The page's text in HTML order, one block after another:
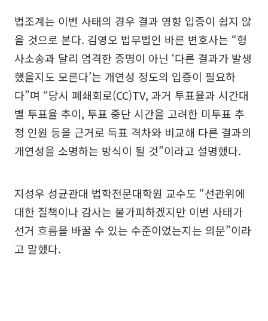
법조계는 이번 사태의 경우 결과 영향 입증이 쉽지 않
을 것으로 본다. 김영오 법무법인 바른 변호사는 “형
사소송과 달리 엄격한 증명이 아닌 ‘다른 결과가 발생
했을지도 모른다’는 개연성 정도의 입증이 필요하
다”며 “당시 폐쇄회로(CC)TV, 과거 투표율과 시간대
별 투표율 추이, 투표 중단 시간을 고려한 미투표 추
정 인원 등을 근거로 득표 격차와 비교해 다른 결과의
개연성을 소명하는 방식이 될 것”이라고 설명했다.
지성우 성균관대 법학전문대학원 교수도 “선관위에
대한 질책이나 감사는 불가피하겠지만 이번 사태가
선거 흐름을 바꿀 수 있는 수준이었는지는 의문”이라
고 말했다.